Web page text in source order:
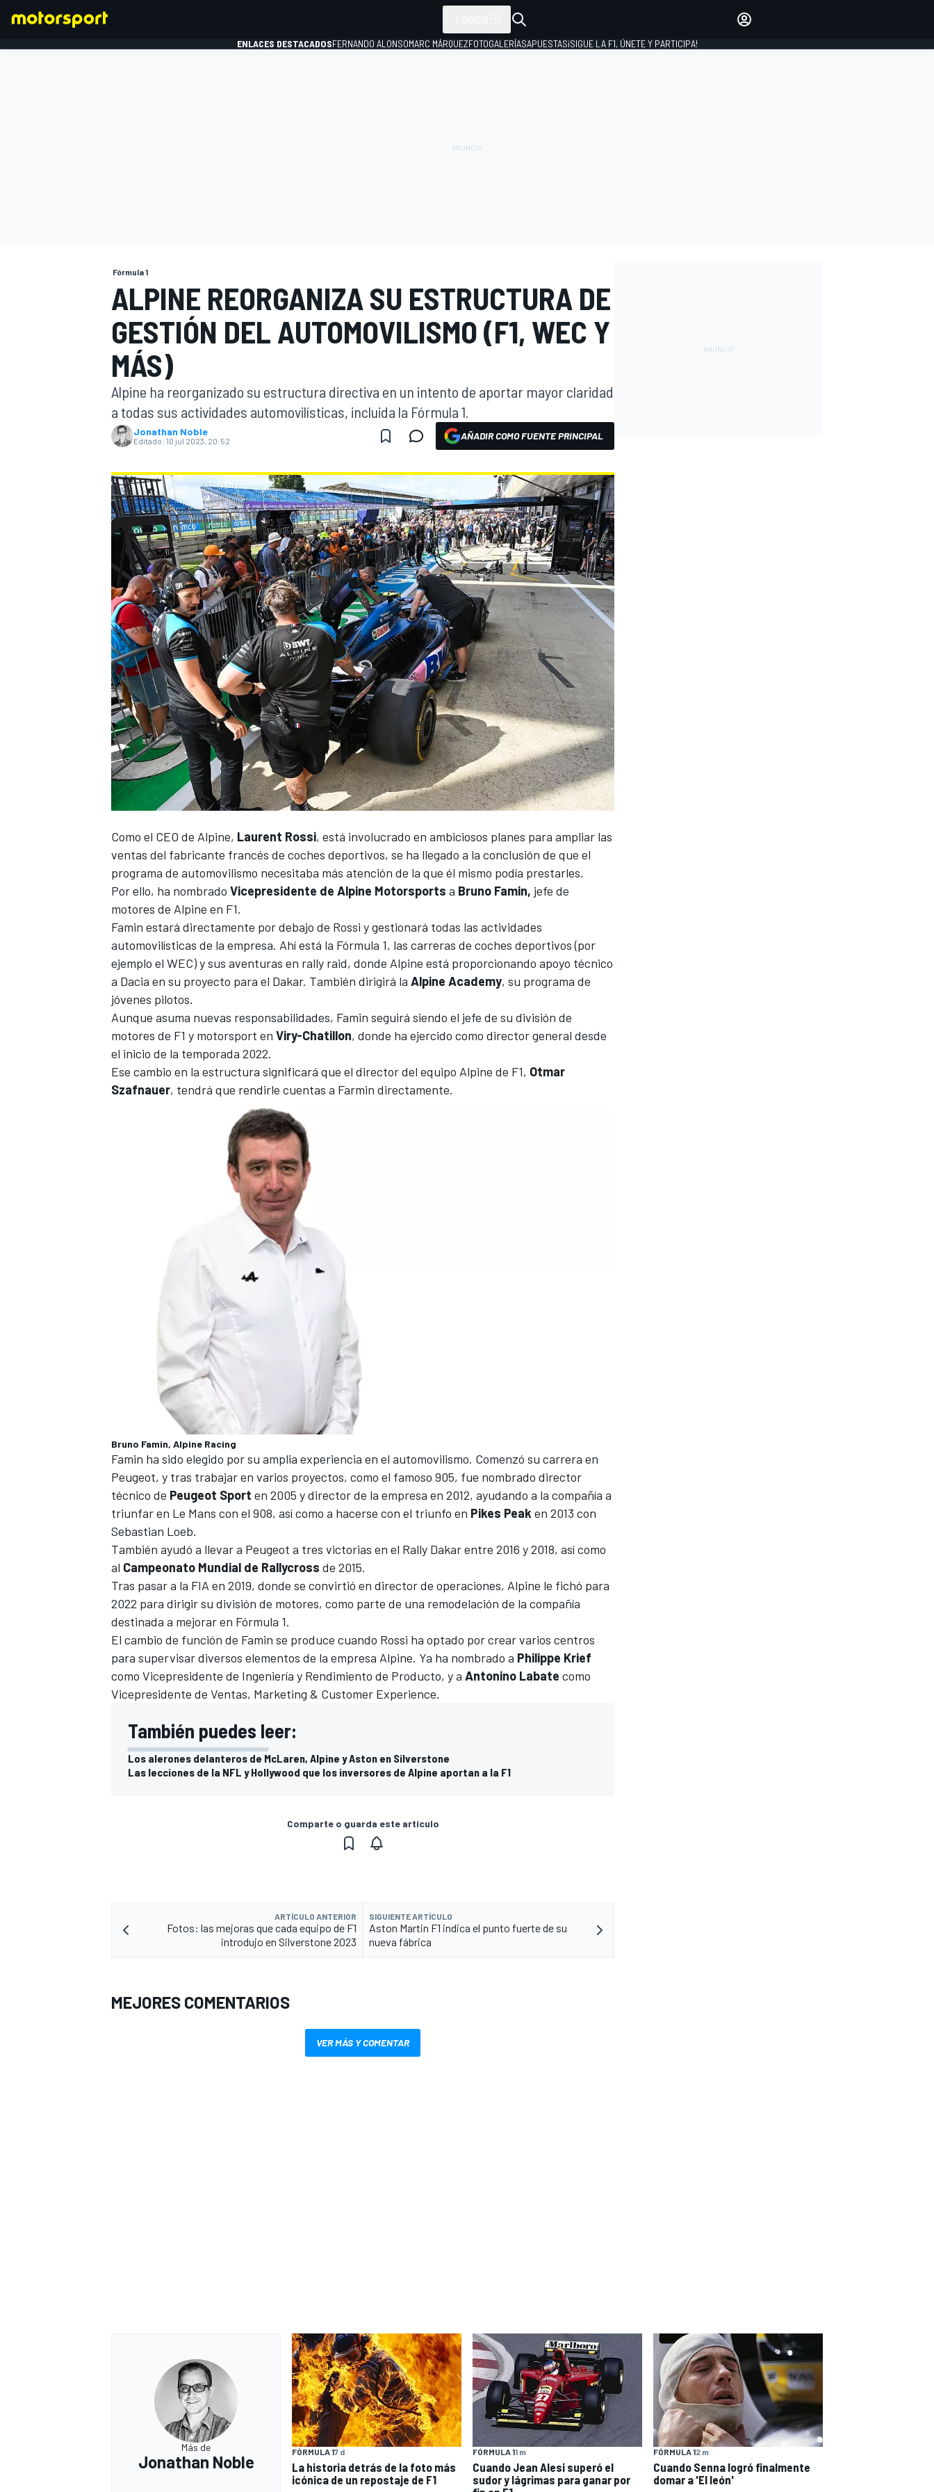
INDYCAR
WEC FÓRMULA E
MÁS CATEGORÍAS
ENLACES DESTACADOSFERNANDO ALONSOMARC MÁRQUEZFOTOGALERÍASAPUESTAS¡SIGUE LA F1, ÚNETE Y PARTICIPA!
Fórmula 1
ALPINE REORGANIZA SU ESTRUCTURA DE
GESTIÓN DEL AUTOMOVILISMO (F1, WEC Y
MÁS)
Alpine ha reorganizado su estructura directiva en un intento de aportar mayor claridad
a todas sus actividades automovilísticas, incluida la Fórmula 1.
Jonathan Noble
Editado: 10 jul 2023, 20:52 AÑADIR COMO FUENTE PRINCIPAL
Como el CEO de Alpine, Laurent Rossi, está involucrado en ambiciosos planes para ampliar las
ventas del fabricante francés de coches deportivos, se ha llegado a la conclusión de que el
programa de automovilismo necesitaba más atención de la que él mismo podía prestarles.
Por ello, ha nombrado Vicepresidente de Alpine Motorsports a Bruno Famin, jefe de
motores de Alpine en F1.
Famin estará directamente por debajo de Rossi y gestionará todas las actividades
automovilísticas de la empresa. Ahí está la Fórmula 1, las carreras de coches deportivos (por
ejemplo el WEC) y sus aventuras en rally raid, donde Alpine está proporcionando apoyo técnico
a Dacia en su proyecto para el Dakar. También dirigirá la Alpine Academy, su programa de
jóvenes pilotos.
Aunque asuma nuevas responsabilidades, Famin seguirá siendo el jefe de su división de
motores de F1 y motorsport en Viry-Chatillon, donde ha ejercido como director general desde
el inicio de la temporada 2022.
Ese cambio en la estructura significará que el director del equipo Alpine de F1, Otmar
Szafnauer, tendrá que rendirle cuentas a Farmin directamente.
Bruno Famin, Alpine Racing
Famin ha sido elegido por su amplia experiencia en el automovilismo. Comenzó su carrera en
Peugeot, y tras trabajar en varios proyectos, como el famoso 905, fue nombrado director
técnico de Peugeot Sport en 2005 y director de la empresa en 2012, ayudando a la compañía a
triunfar en Le Mans con el 908, así como a hacerse con el triunfo en Pikes Peak en 2013 con
Sebastian Loeb.
También ayudó a llevar a Peugeot a tres victorias en el Rally Dakarentre 2016 y 2018, así como
al Campeonato Mundial de Rallycross de 2015.
Tras pasar a la FIA en 2019, donde se convirtió en director de operaciones, Alpine le fichó para
2022 para dirigir su división de motores, como parte de una remodelación de la compañía
destinada a mejorar en Fórmula 1.
El cambio de función de Famin se produce cuando Rossi ha optado por crear varios centros
para supervisar diversos elementos de la empresa Alpine. Ya ha nombrado a Philippe Krief
como Vicepresidente de Ingeniería y Rendimiento de Producto, y a Antonino Labate como
Vicepresidente de Ventas, Marketing & Customer Experience.
También puedes leer:
Los alerones delanteros de McLaren, Alpine y Aston en Silverstone
Las lecciones de la NFL y Hollywood que los inversores de Alpine aportan a la F1
Comparte o guarda este artículo
ARTÍCULO ANTERIOR
Fotos: las mejoras que cada equipo de F1
introdujo en Silverstone 2023
SIGUIENTE ARTÍCULO
Aston Martin F1 indica el punto fuerte de su
nueva fábrica
MEJORES COMENTARIOS
VER MÁS Y COMENTAR
Más de
Jonathan Noble
FÓRMULA 17 d
La historia detrás de la foto más
icónica de un repostaje de F1
FÓRMULA 11 m
Cuando Jean Alesi superó el
sudor y lágrimas para ganar por
FÓRMULA 12 m
Cuando Senna logró finalmente
domar a 'El león'